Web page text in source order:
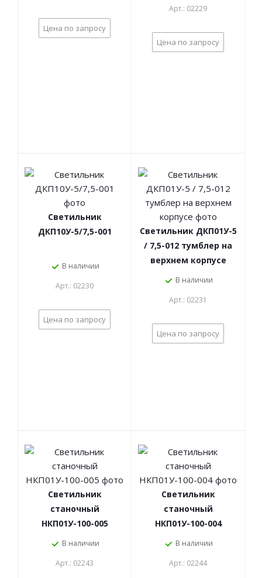
Цена по запросу
Арт.: 02229
Цена по запросу
Светильник
ДКП10У-5/7,5-001
В наличии
Арт.: 02230
Цена по запросу
Светильник ДКП01У-5
/ 7,5-012 тумблер на
верхнем корпусе
В наличии
Арт.: 02231
Цена по запросу
Светильник
станочный
НКП01У-100-005
В наличии
Арт.: 02243
Светильник
станочный
НКП01У-100-004
В наличии
Арт.: 02244